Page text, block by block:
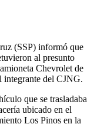
(SSP) informó que
al presunto
Chevrolet de
integrante del CJNG.
que se trasladaba
ubicado en el
Los Pinos en la